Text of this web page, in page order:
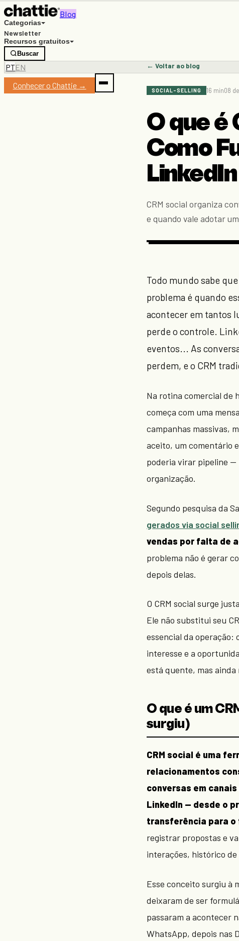
Blog
Categorias
Newsletter
Recursos gratuitos
Buscar
PTEN
Conhecer o Chattie →
← Voltar ao blog
SOCIAL-SELLING 16 min08
O que é
Como
CRM social organiza
e quando vale adotar
Todo mundo sabe
problema é quando
acontecer em tantos
perde o controle.
eventos... As
perdem, e o CRM
Na rotina comercial de
começa com uma
campanhas massivas,
aceito, um comentário
poderia virar pipeline —
organização.
Segundo pesquisa da
gerados via social
vendas por falta de
problema não é gerar
depois delas.
O CRM social surge
Ele não substitui seu
essencial da operação:
interesse e a
está quente, mas
O que é um
surgiu)
CRM social é uma
relacionamentos
conversas em
LinkedIn — desde o
transferência para o
registrar propostas e
interações, histórico
Esse conceito surgiu à
deixaram de ser
passaram a acontecer
WhatsApp, depois nas